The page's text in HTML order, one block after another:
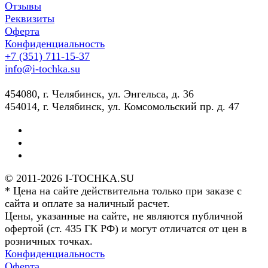
Отзывы
Реквизиты
Оферта
Конфиденциальность
+7 (351) 711-15-37
info@i-tochka.su
​454080, г. Челябинск, ул. Энгельса, д. 36
454014, г. Челябинск, ул. Комсомольский пр. д. 47
© 2011-2026 I-TOCHKA.SU
* Цена на сайте действительна только при заказе с
сайта и оплате за наличный расчет.
Цены, указанные на сайте, не являются публичной
офертой (ст. 435 ГК РФ) и могут отличатся от цен в
розничных точках.
Конфиденциальность